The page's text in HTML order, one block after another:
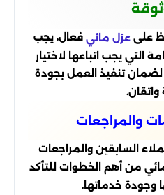
على عزل مائي فعال، يجب
التي يجب اتباعها لاختيار
تنفيذ العمل بجودة
واتقان.
والمراجعات
السابقين والمراجعات
من أهم الخطوات للتأكد
وجودة خدماتها.